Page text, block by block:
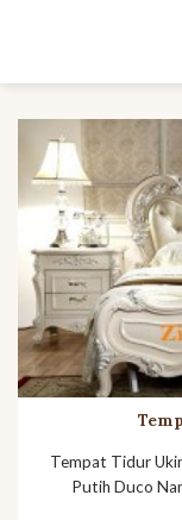
Tempat Tidur
Putih Duco